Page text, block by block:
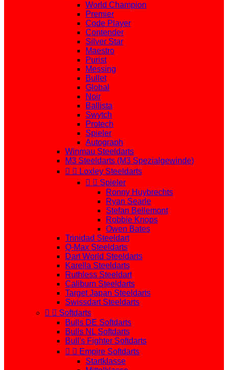
World Champion
Premier
Code Player
Contender
Silver Star
Maestro
Purist
Messing
Bullet
Global
Noir
Ballista
Swytch
Protech
Spieler
Autograph
Winmau Steeldarts
M3 Steeldarts (M3 Spezialgewinde)
  Loxley Steeldarts
  Spieler
Ronny Huybrechts
Ryan Searle
Stefan Bellemont
Robbie Knops
Owen Bates
Trinidad Steeldart
Q-Max Steeldarts
Dart World Steeldarts
Karella Steeldarts
Ruthless Steeldart
Caliburn Steeldarts
Target Japan Steeldarts
Swissdart Steeldarts
  Softdarts
Bulls DE Softdarts
Bulls NL Softdarts
Bull's Fighter Softdarts
  Empire Softdarts
Startklasse